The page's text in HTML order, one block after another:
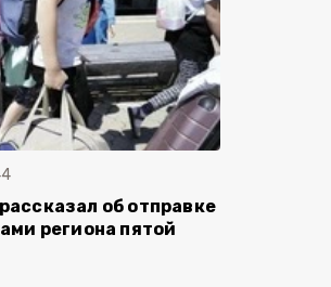
об отправке
региона пятой